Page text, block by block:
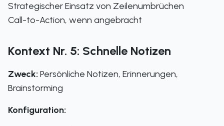
Strategischer Einsatz von Zeilenumbrüchen
Call-to-Action, wenn angebracht
Kontext Nr. 5: Schnelle Notizen
Zweck: Persönliche Notizen, Erinnerungen,
Brainstorming
Konfiguration: